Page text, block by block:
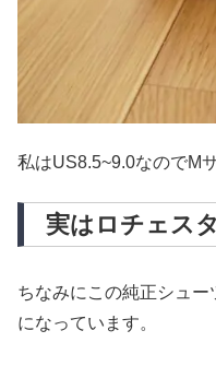
私はUS8.5~9.0なのでM
実はロチェス
ちなみにこの純正シュ
になっています。